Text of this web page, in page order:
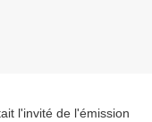
l'invité de l'émission